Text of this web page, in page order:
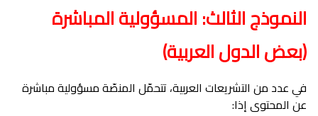
النموذج الثالث: المسؤولية المباشرة
(بعض الدول العربية)
في عدد من التشريعات العربية، تتحمّل المنصّة مسؤولية مباشرة
عن المحتوى إذا: